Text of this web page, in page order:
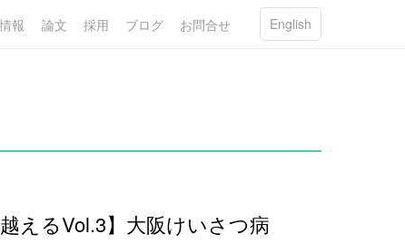
報 論文 採用 ブログ お問合せ English
えるVol.3】大阪けいさつ病